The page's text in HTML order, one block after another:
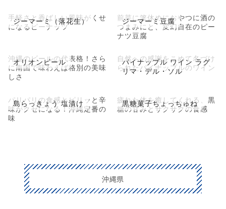
ジーマーミ（落花生）
手軽さと香ばしい風味がくせ
になるピーナッツ
ジーマーミ豆腐
前菜に箸休めにおやつに酒の
つまみにと、変幻自在のピー
ナツ豆腐
オリオンビール
沖縄のビールの代表格！さら
に南国で味わえば格別の美味
しさ
パイナップル ワイン ラグ
リマ・デル・ソル
自然への感謝をこめて名づけ
られたパイナップルのワイン
島らっきょう 塩漬け
パリパリの食感とピリッと辛
味がクセになる！沖縄定番の
味
黒糖菓子ちょっちゅね
疲れた体を癒してくれる、黒
糖の甘みとサクサクの食感
沖縄県